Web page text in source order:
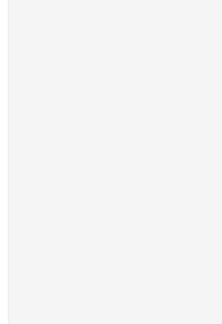
Одесу накрила потужна злива